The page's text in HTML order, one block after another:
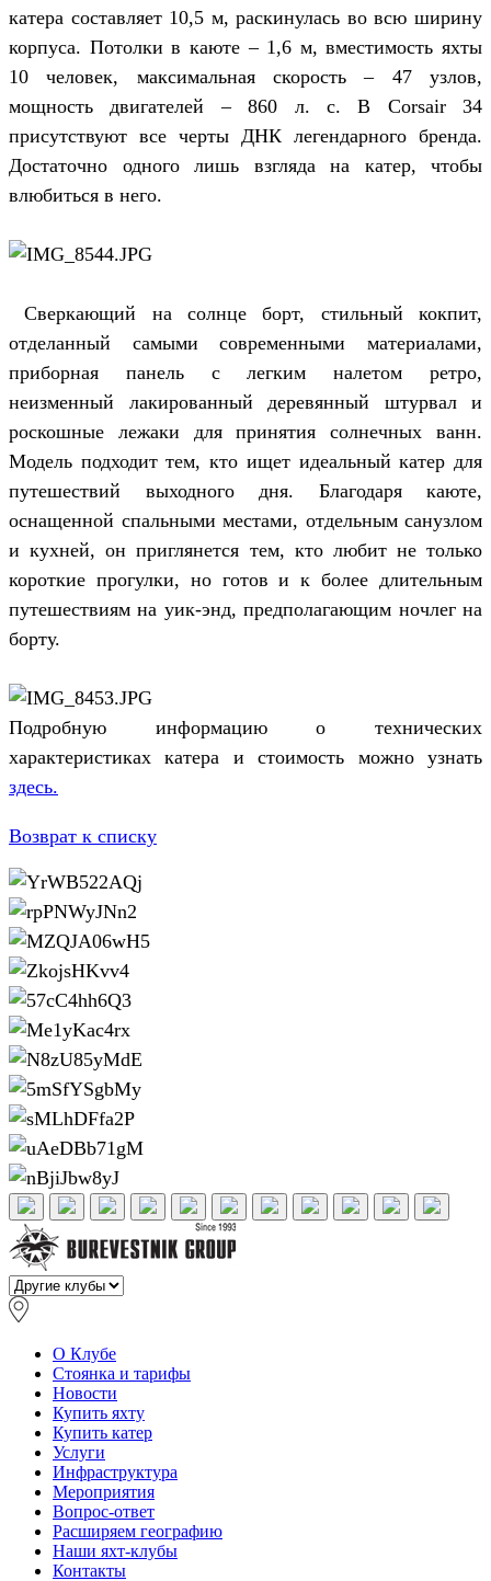
катера составляет 10,5 м, раскинулась во всю ширину
корпуса. Потолки в каюте – 1,6 м, вместимость яхты
10 человек, максимальная скорость – 47 узлов,
мощность двигателей – 860 л. с. В Corsair 34
присутствуют все черты ДНК легендарного бренда.
Достаточно одного лишь взгляда на катер, чтобы
влюбиться в него.
Сверкающий на солнце борт, стильный кокпит,
отделанный самыми современными материалами,
приборная панель с легким налетом ретро,
неизменный лакированный деревянный штурвал и
роскошные лежаки для принятия солнечных ванн.
Модель подходит тем, кто ищет идеальный катер для
путешествий выходного дня. Благодаря каюте,
оснащенной спальными местами, отдельным санузлом
и кухней, он приглянется тем, кто любит не только
короткие прогулки, но готов и к более длительным
путешествиям на уик-энд, предполагающим ночлег на
борту.
Подробную информацию о технических
характеристиках катера и стоимость можно узнать
здесь.
Возврат к списку
О Клубе
Стоянка и тарифы
Новости
Купить яхту
Купить катер
Услуги
Инфраструктура
Мероприятия
Вопрос-ответ
Расширяем географию
Наши яхт-клубы
Контакты